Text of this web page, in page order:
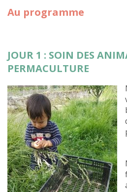
Au programme
JOUR 1 : SOIN DES
PERMACULTURE